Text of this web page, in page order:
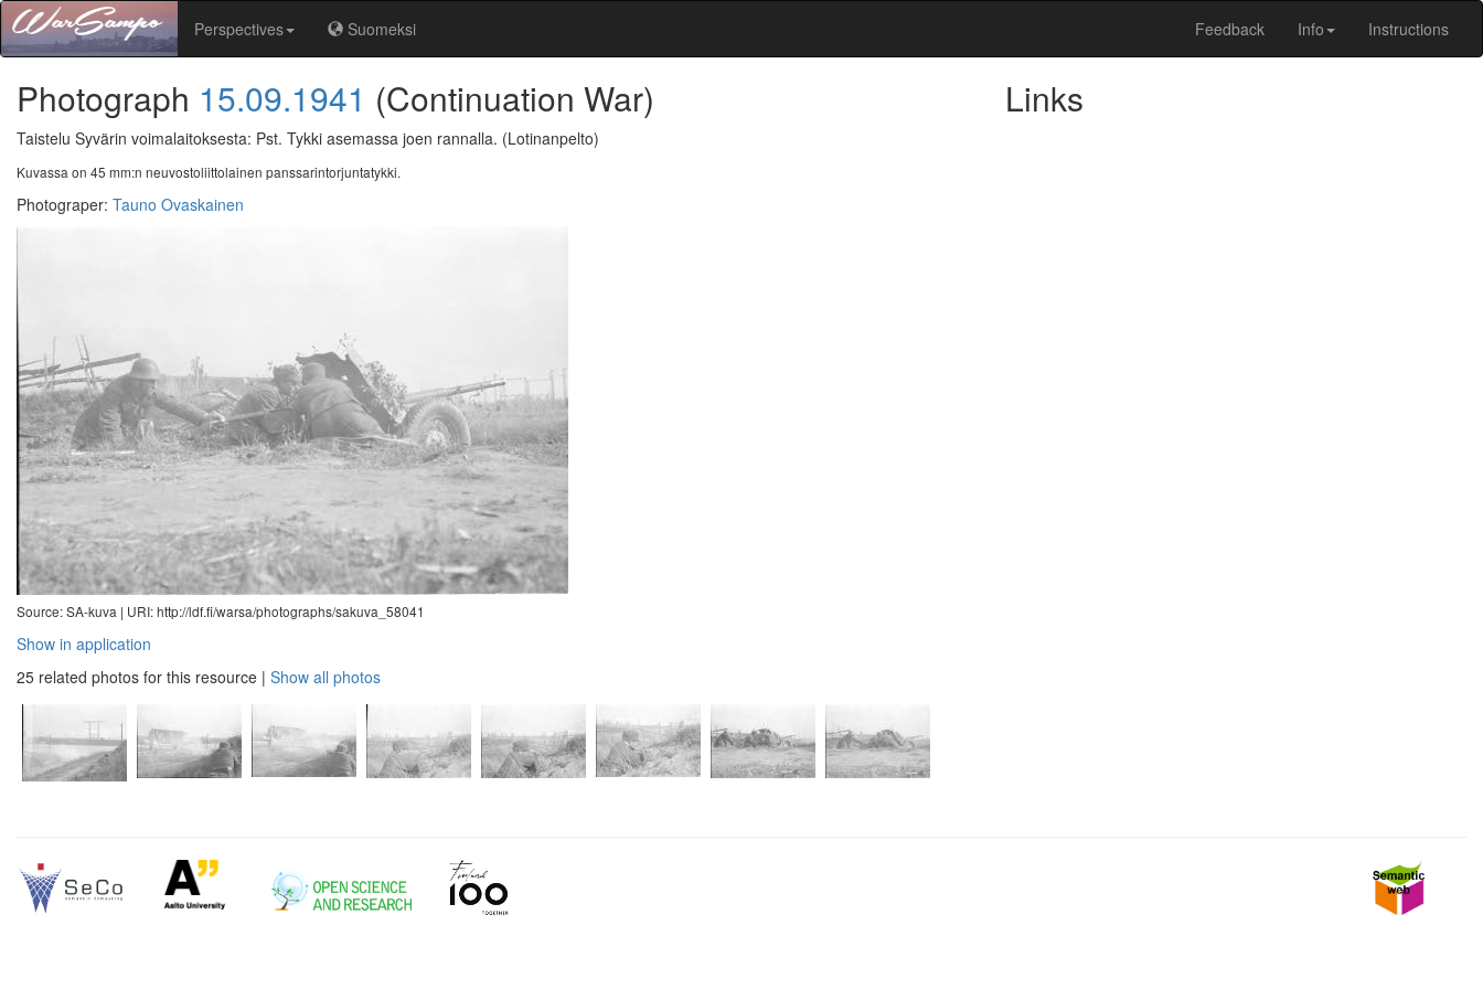
Perspectives Suomeksi Feedback Info Instructions
Photograph 15.09.1941 (Continuation War)
Taistelu Syvärin voimalaitoksesta: Pst. Tykki asemassa joen rannalla. (Lotinanpelto)
Kuvassa on 45 mm:n neuvostoliittolainen panssarintorjuntatykki.
Photograper: Tauno Ovaskainen
Source: SA-kuva | URI: http://ldf.fi/warsa/photographs/sakuva_58041
Show in application
25 related photos for this resource | Show all photos
Links